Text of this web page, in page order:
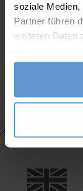
soziale Medien,
Partner führen
weiteren Daten
gesammelt
dieses Produkt
weicher und